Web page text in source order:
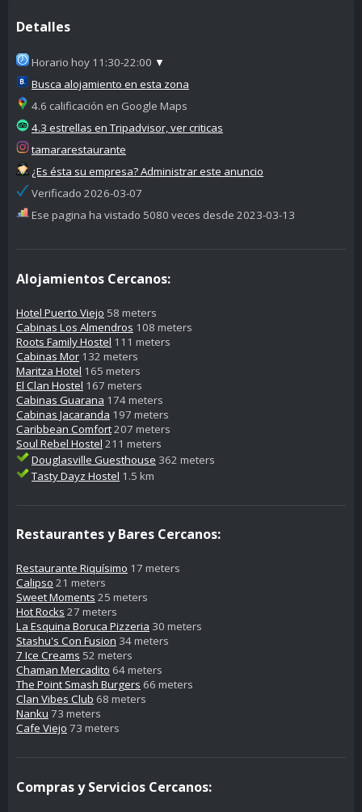
Detalles
Horario hoy 11:30-22:00 ▼
Busca alojamiento en esta zona
4.6 calificación en Google Maps
4.3 estrellas en Tripadvisor, ver criticas
tamararestaurante
¿Es ésta su empresa? Administrar este anuncio
Verificado 2026-03-07
Ese pagina ha vistado 5080 veces desde 2023-03-13
Alojamientos Cercanos:
Hotel Puerto Viejo 58 meters
Cabinas Los Almendros 108 meters
Roots Family Hostel 111 meters
Cabinas Mor 132 meters
Maritza Hotel 165 meters
El Clan Hostel 167 meters
Cabinas Guarana 174 meters
Cabinas Jacaranda 197 meters
Caribbean Comfort207 meters
Soul Rebel Hostel 211 meters
Douglasville Guesthouse 362 meters
Tasty Dayz Hostel 1.5 km
Restaurantes y Bares Cercanos:
Restaurante Riquísimo 17 meters
Calipso 21 meters
Sweet Moments 25 meters
Hot Rocks 27 meters
La Esquina Boruca Pizzeria 30 meters
Stashu's Con Fusion 34 meters
7 Ice Creams 52 meters
Chaman Mercadito 64 meters
The Point Smash Burgers 66 meters
Clan Vibes Club 68 meters
Nanku 73 meters
Cafe Viejo 73 meters
Compras y Servicios Cercanos: